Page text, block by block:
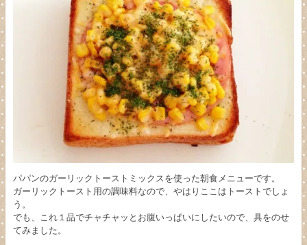
パパンのガーリックトーストミックスを使った朝食メニューです。
ガーリックトースト用の調味料なので、やはりここはトーストでしょ
う。
でも、これ１品でチャチャッとお腹いっぱいにしたいので、具をのせ
てみました。